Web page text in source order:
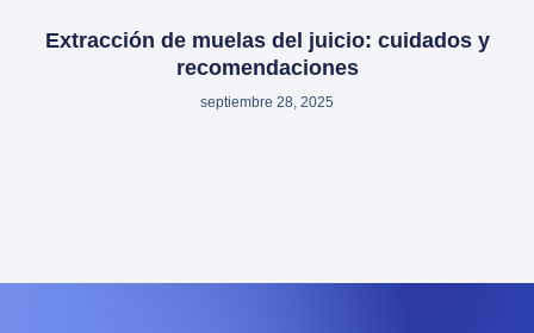
Extracción de muelas del juicio: cuidados y
recomendaciones
septiembre 28, 2025